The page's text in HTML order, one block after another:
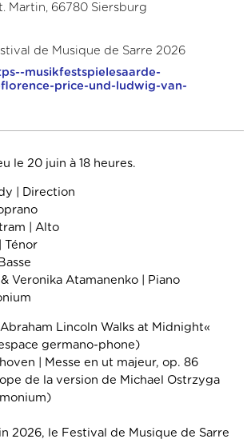
Martin, 66780 Siersburg
de Musique de Sarre 2026
musikfestspielesaarde-
price-und-ludwig-van-
le 20 juin à 18 heures.
| Direction
| Alto
Ténor
Veronika Atamanenko | Piano
Lincoln Walks at Midnight«
germano-phone)
| Messe en ut majeur, op. 86
de la version de Michael Ostrzyga
2026, le Festival de Musique de Sarre